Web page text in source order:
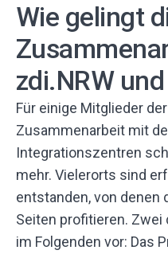
Wie gelingt
zdi.NRW
Für einige Mitglieder
Zusammenarbeit mit
Integrationszentren
mehr. Vielerorts sind
entstanden, von denen
Seiten profitieren.
im Folgenden vor: Das